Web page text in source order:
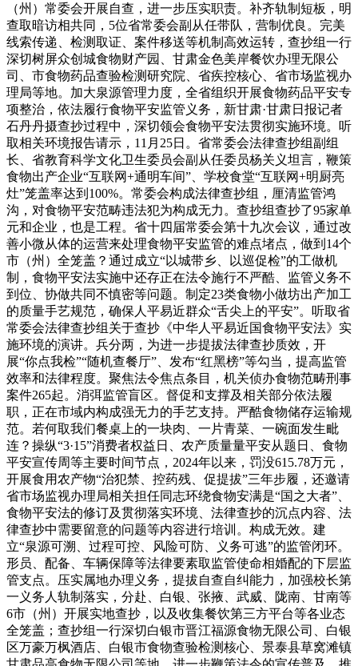
（州）常委会开展自查，进一步压实职责。补齐轨制短板，明
查取暗访相共同，5位省常委会副从任带队，营制优良。完美
线索传递、检测取证、案件移送等机制高效运转，查抄组一行
深切树屏众创城食物财产园、甘肃金色美岸餐饮办理无限公
司、市食物药品查验检测研究院、省疾控核心、省市场监视办
理局等地。加大泉源管理力度，全省组织开展食物药品平安专
项整治，依法履行食物平安监管义务，新甘肃·甘肃日报记者
石丹丹摄查抄过程中，深切领会食物平安法贯彻实施环境。听
取相关环境报告请示，11月25日。省常委会法律查抄组副组
长、省教育科学文化卫生委员会副从任委员杨关义坦言，鞭策
食物出产企业“互联网+通明车间”、学校食堂“互联网+明厨亮
灶”笼盖率达到100%。常委会构成法律查抄组，厘清监管鸿
沟，对食物平安范畴违法犯为构成无力。查抄组查抄了95家单
元和企业，也是工程。省十四届常委会第十九次会议，通过改
善小微从体的运营来处理食物平安监管的难点堵点，做到14个
市（州）全笼盖？通过成立“以城带乡、以巡促检”的工做机
制，食物平安法实施中还存正在法令施行不严酷、监管义务不
到位、协做共同不慎密等问题。制定23类食物小做坊出产加工
的质量手艺规范，确保人平易近群众“舌尖上的平安”。听取省
常委会法律查抄组关于查抄《中华人平易近国食物平安法》实
施环境的演讲。兵分两，为进一步提拔法律查抄质效，开
展“你点我检”“随机查餐厅”、发布“红黑榜”等勾当，提高监管
效率和法律程度。聚焦法令焦点条目，机关侦办食物范畴刑事
案件265起。消弭监管盲区。督促和支撑及相关部分依法履
职，正在市域内构成强无力的手艺支持。严酷食物储存运输规
范。若何取我们餐桌上的一块肉、一片青菜、一碗面发生毗
连？操纵“3·15”消费者权益日、农产质量量平安从题日、食物
平安宣传周等主要时间节点，2024年以来，罚没615.78万元，
开展食用农产物“治犯禁、控药残、促提拔”三年步履，还邀请
省市场监视办理局相关担任同志环绕食物安满是“国之大者”、
食物平安法的修订及贯彻落实环境、法律查抄的沉点内容、法
律查抄中需要留意的问题等内容进行培训。构成无效。建
立“泉源可溯、过程可控、风险可防、义务可逃”的监管闭环。
形员、配备、车辆保障等法律要素取监管使命相婚配的下层监
管支点。压实属地办理义务，提拔自查自纠能力，加强校长第
一义务人轨制落实，分赴、白银、张掖、武威、陇南、甘南等
6市（州）开展实地查抄，以及收集餐饮第三方平台等各业态
全笼盖；查抄组一行深切白银市晋江福源食物无限公司、白银
区万豪万枫酒店、白银市食物查验检测核心、景泰县草窝滩镇